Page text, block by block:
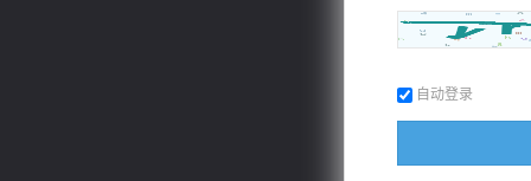
自动登录